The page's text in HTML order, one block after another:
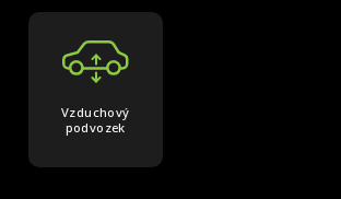
Vzduchový
podvozek